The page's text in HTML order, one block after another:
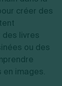
créer des
livres
ou des
images.